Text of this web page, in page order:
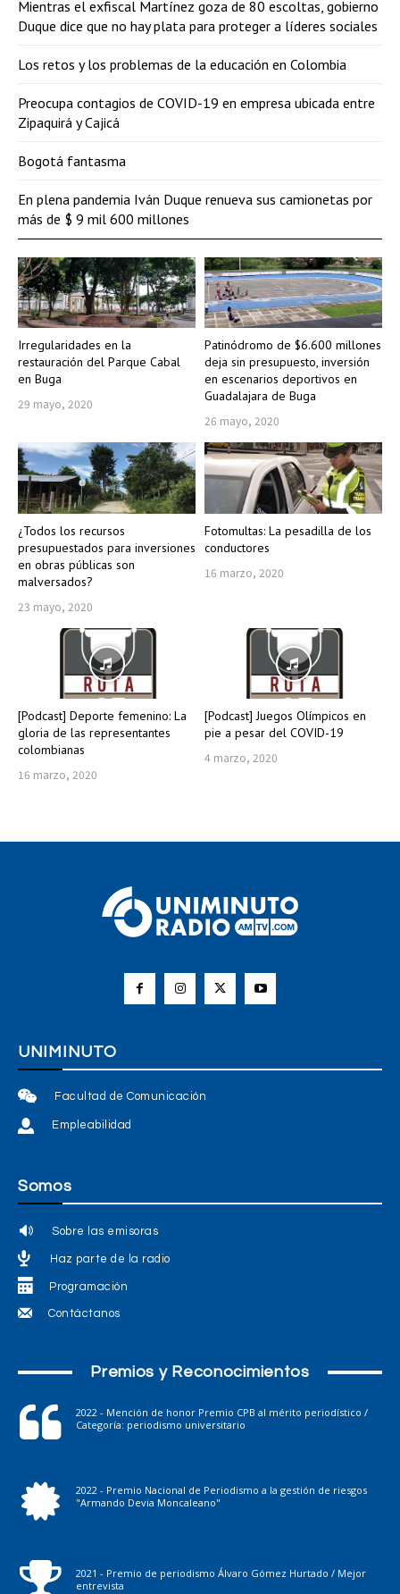
Irregularidades en la
restauración del Parque Cabal
en Buga
29 mayo, 2020
Patinódromo de $6.600 millones
deja sin presupuesto, inversión
en escenarios deportivos en
Guadalajara de Buga
26 mayo, 2020
¿Todos los recursos
presupuestados para inversiones
en obras públicas son
malversados?
23 mayo, 2020
Fotomultas: La pesadilla de los
conductores
16 marzo, 2020
[Podcast] Deporte femenino: La
gloria de las representantes
colombianas
16 marzo, 2020
[Podcast] Juegos Olímpicos en
pie a pesar del COVID-19
4 marzo, 2020
Mientras el exfiscal Martínez goza de 80 escoltas, gobierno
Duque dice que no hay plata para proteger a líderes sociales
Los retos y los problemas de la educación en Colombia
Preocupa contagios de COVID-19 en empresa ubicada entre
Zipaquirá y Cajicá
Bogotá fantasma
En plena pandemia Iván Duque renueva sus camionetas por
más de $ 9 mil 600 millones
UNIMINUTO
Facultad de Comunicación
Empleabilidad
Somos
Sobre las emisoras
Haz parte de la radio
Programación
Contáctanos
Premios y Reconocimientos
2022 - Mención de honor Premio CPB al mérito periodístico /
Categoría: periodismo universitario
2022 - Premio Nacional de Periodismo a la gestión de riesgos
"Armando Devia Moncaleano"
2021 - Premio de periodismo Álvaro Gómez Hurtado / Mejor
entrevista